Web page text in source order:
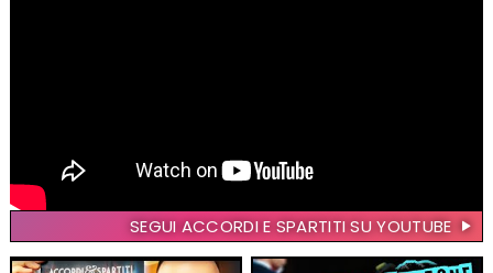
SEGUI ACCORDI E SPARTITI SU YOUTUBE